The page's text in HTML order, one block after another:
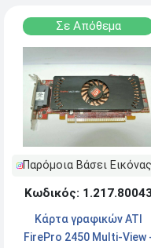
Σε Απόθεμα
Παρόμοια Βάσει Εικόνας
Κωδικός:
Κάρτα γραφικών ATI
FirePro 2450 Multi-View